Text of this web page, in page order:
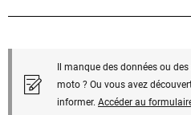
Il manque des données ou
moto ? Ou vous avez
informer. Accéder au